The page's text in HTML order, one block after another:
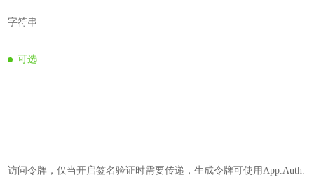
字符串
可选
访问令牌，仅当开启签名验证时需要传递，生成令牌可使用App.Auth.